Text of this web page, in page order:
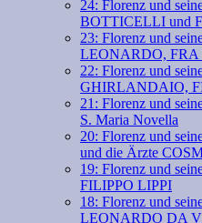
24: Florenz und
BOTTICELLI und
23: Florenz und
LEONARDO,
22: Florenz und
GHIRLANDAIO,
21: Florenz und
S. Maria Novella
20: Florenz und
und die Ärzte
19: Florenz und
FILIPPO LIPPI
18: Florenz und
LEONARDO DA